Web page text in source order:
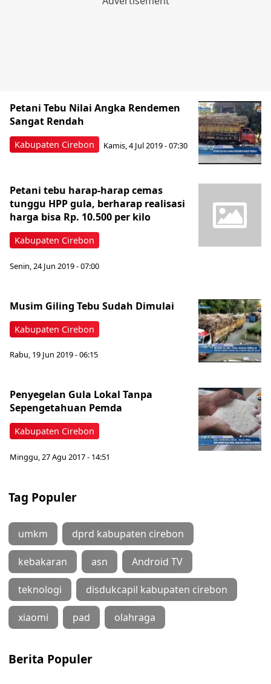
Kabupaten Cirebon
Petani Tebu Nilai Angka Rendemen
Sangat Rendah
Kamis, 4 Jul 2019 - 07:30
Kabupaten Cirebon
Petani tebu harap-harap cemas
tunggu HPP gula, berharap realisasi
harga bisa Rp. 10.500 per kilo
Senin, 24 Jun 2019 - 07:00
Kabupaten Cirebon
Musim Giling Tebu Sudah Dimulai
Rabu, 19 Jun 2019 - 06:15
Kabupaten Cirebon
Penyegelan Gula Lokal Tanpa
Sepengetahuan Pemda
Minggu, 27 Agu 2017 - 14:51
Tag Populer
umkm dprd kabupaten cirebon
kebakaran asn Android TV
teknologi disdukcapil kabupaten cirebon
xiaomi pad olahraga
Berita Populer